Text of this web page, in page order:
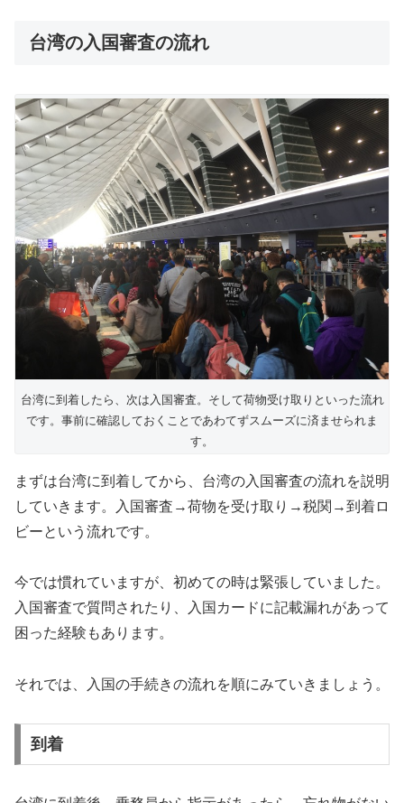
台湾の入国審査の流れ
台湾に到着したら、次は入国審査。そして荷物受け取りといった流れ
です。事前に確認しておくことであわてずスムーズに済ませられま
す。
まずは台湾に到着してから、台湾の入国審査の流れを説明
していきます。
入国審査→荷物を受け取り→税関→到着ロ
ビーという流れです。
今では慣れていますが、初めての時は緊張していました。
入国審査で質問されたり、入国カードに記載漏れがあって
困った経験もあります。
それでは、入国の手続きの流れを順にみていきましょう。
到着